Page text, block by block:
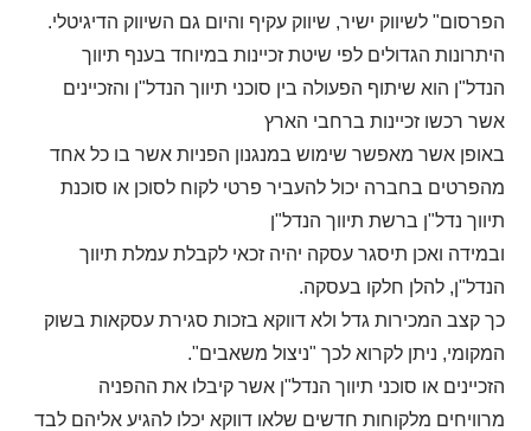
הפרסום" לשיווק ישיר, שיווק עקיף והיום גם השיווק הדיגיטלי.
היתרונות הגדולים לפי שיטת זכיינות במיוחד בענף תיווך
הנדל"ן הוא שיתוף הפעולה בין סוכני תיווך הנדל"ן והזכיינים
אשר רכשו זכיינות ברחבי הארץ
באופן אשר מאפשר שימוש במנגנון הפניות אשר בו כל אחד
מהפרטים בחברה יכול להעביר פרטי לקוח לסוכן או סוכנת
תיווך נדל"ן ברשת תיווך הנדל"ן
ובמידה ואכן תיסגר עסקה יהיה זכאי לקבלת עמלת תיווך
הנדל"ן, להלן חלקו בעסקה.
כך קצב המכירות גדל ולא דווקא בזכות סגירת עסקאות בשוק
המקומי, ניתן לקרוא לכך "ניצול משאבים".
הזכיינים או סוכני תיווך הנדל"ן אשר קיבלו את ההפניה
מרוויחים מלקוחות חדשים שלאו דווקא יכלו להגיע אליהם לבד